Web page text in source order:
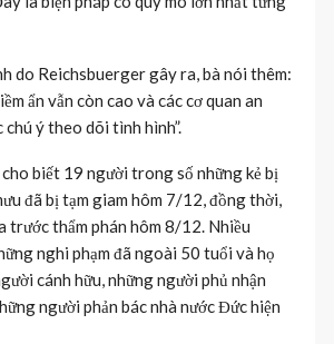
do Reichsbuerger gây ra, bà nói thêm:
ẩn vẫn còn cao và các cơ quan an
ý theo dõi tình hình”.
biết 19 người trong số những kẻ bị
đã bị tạm giam hôm 7/12, đồng thời,
trước thẩm phán hôm 8/12. Nhiều
nghi phạm đã ngoài 50 tuổi và họ
cánh hữu, những người phủ nhận
người phản bác nhà nước Đức hiện